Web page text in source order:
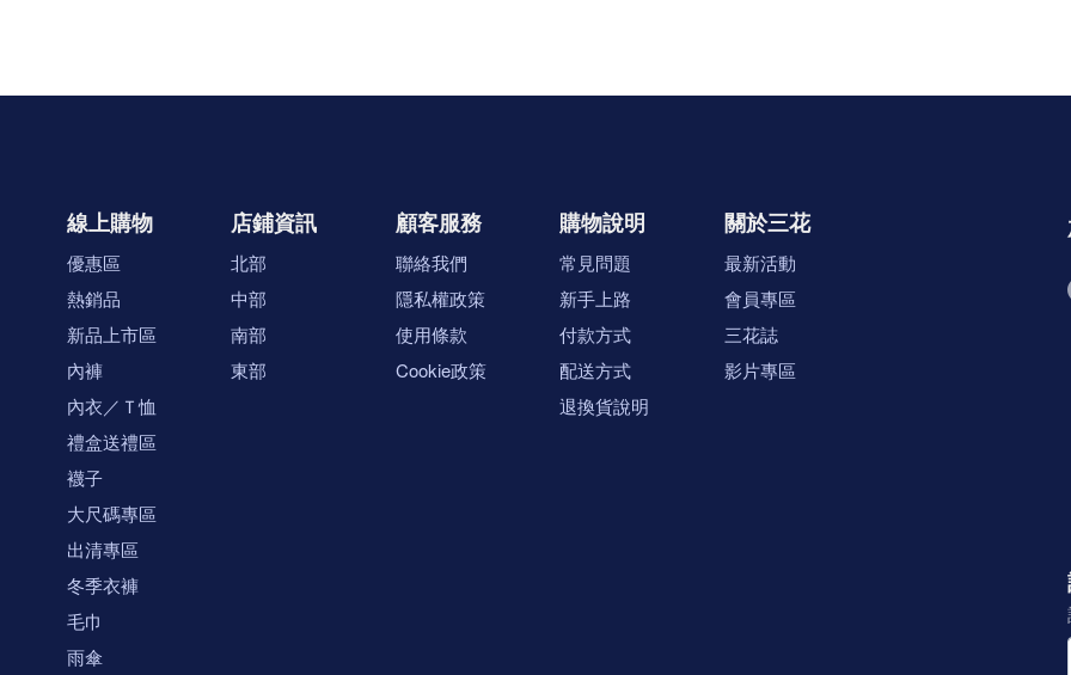
線上購物
優惠區
熱銷品
新品上市區
內褲
內衣／Ｔ恤
禮盒送禮區
襪子
大尺碼專區
出清專區
冬季衣褲
毛巾
雨傘
店鋪資訊
北部
中部
南部
東部
顧客服務
聯絡我們
隱私權政策
使用條款
Cookie政策
購物說明
常見問題
新手上路
付款方式
配送方式
退換貨說明
關於三花
最新活動
會員專區
三花誌
影片專區